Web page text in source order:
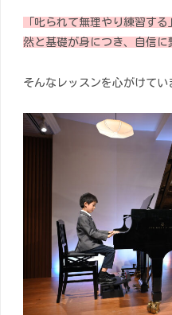
「叱られて無理やり練習す
然と基礎が身につき、自信に
そんなレッスンを心がけてい